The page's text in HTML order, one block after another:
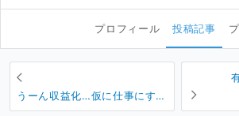
プロフィール 投稿記事
うーん収益化…仮に仕事にする
としたら…